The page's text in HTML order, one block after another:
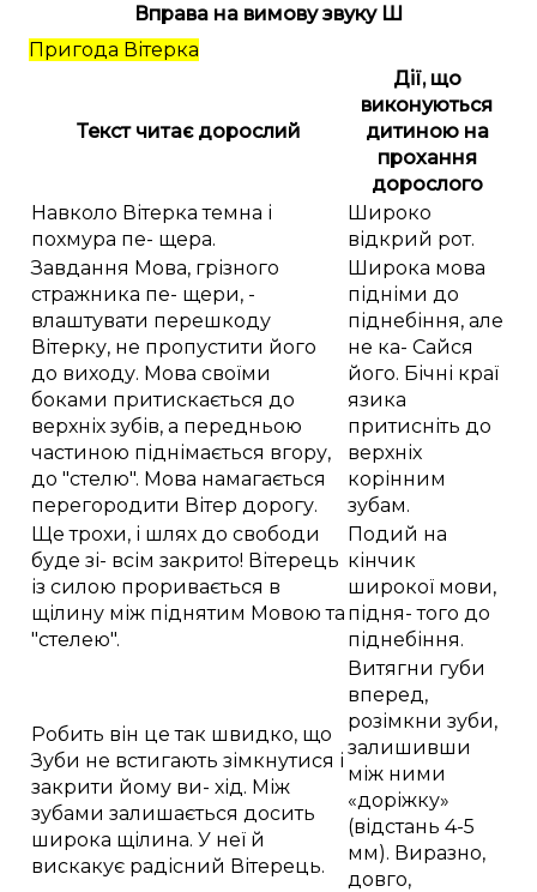
Вправа на вимову звуку Ш
Пригода Вітерка
Текст читає дорослий
Дії, що
виконуються
дитиною на
прохання
дорослого
Навколо Вітерка темна і
похмура пе- щера.
Широко
відкрий рот.
Завдання Мова, грізного
стражника пе- щери, -
влаштувати перешкоду
Вітерку, не пропустити його
до виходу. Мова своїми
боками притискається до
верхніх зубів, а передньою
частиною піднімається вгору,
до "стелю". Мова намагається
перегородити Вітер дорогу.
Широка мова
підніми до
піднебіння, але
не ка- Сайся
його. Бічні краї
язика
притисніть до
верхніх
корінним
зубам.
Ще трохи, і шлях до свободи
буде зі- всім закрито! Вітерець
із силою проривається в
щілину між піднятим Мовою та
"стелею".
Подий на
кінчик
широкої мови,
підня- того до
піднебіння.
Робить він це так швидко, що
Зуби не встигають зімкнутися і
закрити йому ви- хід. Між
зубами залишається досить
широка щілина. У неї й
вискакує радісний Вітерець.
Витягни губи
вперед,
розімкни зуби,
залишивши
між ними
«доріжку»
(відстань 4-5
мм). Виразно,
довго,